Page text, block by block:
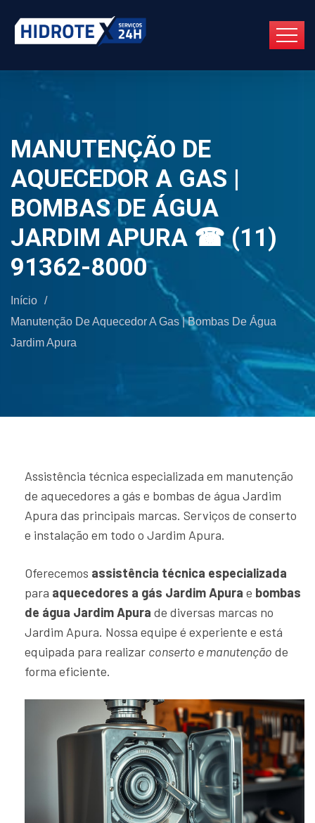
MANUTENÇÃO DE
AQUECEDOR A GAS |
BOMBAS DE ÁGUA
JARDIM APURA ☎ (11)
91362-8000
Início /
Manutenção De Aquecedor A Gas | Bombas De Água
Jardim Apura
Assistência técnica especializada em manutenção
de aquecedores a gás e bombas de água Jardim
Apura das principais marcas. Serviços de conserto
e instalação em todo o Jardim Apura.
Oferecemos assistência técnica especializada
para aquecedores a gás Jardim Apura e bombas
de água Jardim Apura de diversas marcas no
Jardim Apura. Nossa equipe é experiente e está
equipada para realizar conserto e manutenção de
forma eficiente.